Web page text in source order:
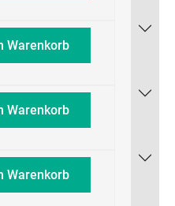
Warenkorb
Warenkorb
Warenkorb